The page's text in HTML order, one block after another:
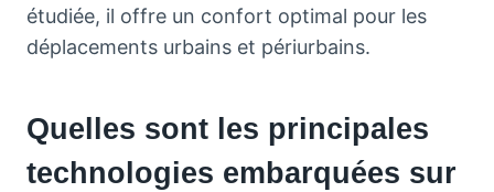
étudiée, il offre un confort optimal pour les
déplacements urbains et périurbains.
Quelles sont les principales
technologies embarquées sur